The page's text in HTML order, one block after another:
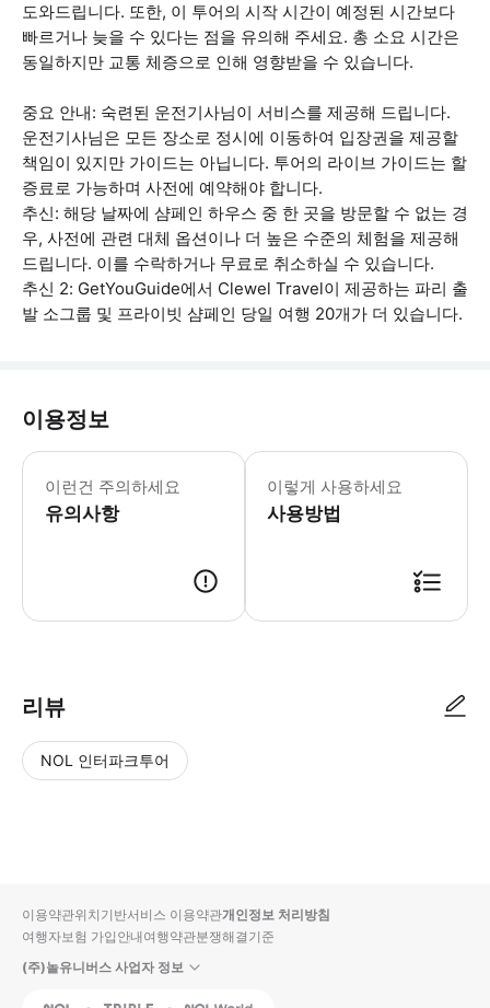
도와드립니다. 또한, 이 투어의 시작 시간이 예정된 시간보다
빠르거나 늦을 수 있다는 점을 유의해 주세요. 총 소요 시간은
동일하지만 교통 체증으로 인해 영향받을 수 있습니다.
중요 안내: 숙련된 운전기사님이 서비스를 제공해 드립니다.
운전기사님은 모든 장소로 정시에 이동하여 입장권을 제공할
책임이 있지만 가이드는 아닙니다. 투어의 라이브 가이드는 할
증료로 가능하며 사전에 예약해야 합니다.
추신: 해당 날짜에 샴페인 하우스 중 한 곳을 방문할 수 없는 경
우, 사전에 관련 대체 옵션이나 더 높은 수준의 체험을 제공해
드립니다. 이를 수락하거나 무료로 취소하실 수 있습니다.
추신 2: GetYouGuide에서 Clewel Travel이 제공하는 파리 출
발 소그룹 및 프라이빗 샴페인 당일 여행 20개가 더 있습니다.
이용정보
이런건 주의하세요
유의사항
* 소요시간 : 540분 (옵션에 따라 소
이렇게 사용하세요
사용방법
리뷰
NOL 인터파크투어
입니
다.
순
상
이용약관위치기반서비스 이용약관개인정보 처리방침
여행자보험 가입안내여행약관분쟁해결기준
(주)놀유니버스 사업자 정보